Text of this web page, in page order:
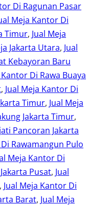
Di Ragunan Pasar
Meja Kantor Di
Timur, Jual Meja
Jakarta Utara, Jual
Kebayoran Baru
Di Rawa Buaya
, Jual Meja Kantor Di
Timur, Jual Meja
Jakarta Timur
Pancoran Jakarta
Rawamangun Pulo
Meja Kantor Di
Pusat, Jual
, Jual Meja Kantor Di
Barat, Jual Meja